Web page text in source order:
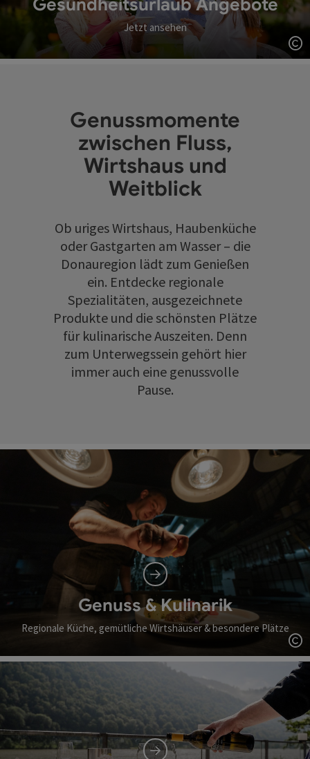
Gesundheitsurlaub Angebote
Jetzt ansehen
Genussmomente
zwischen Fluss,
Wirtshaus und
Weitblick
Ob uriges Wirtshaus, Haubenküche
oder Gastgarten am Wasser – die
Donauregion lädt zum Genießen
ein. Entdecke regionale
Spezialitäten, ausgezeichnete
Produkte und die schönsten Plätze
für kulinarische Auszeiten. Denn
zum Unterwegssein gehört hier
immer auch eine genussvolle
Pause.
Genuss & Kulinarik
Regionale Küche, gemütliche Wirtshäuser & besondere Plätze